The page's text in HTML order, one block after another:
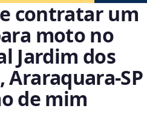
contratar um
moto no
Jardim dos
de mim